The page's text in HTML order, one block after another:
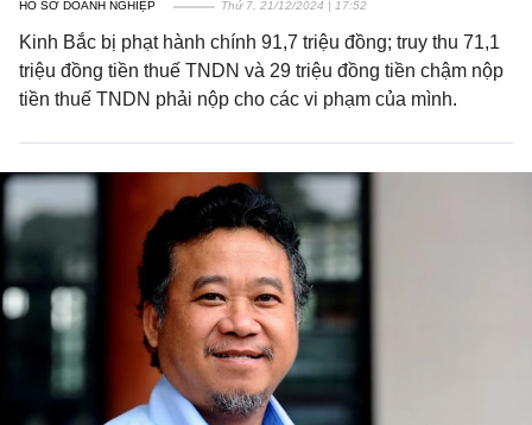
HỒ SƠ DOANH NGHIỆP Thứ 7, 21/12/2024 | 17:52
Kinh Bắc bị phạt hành chính 91,7 triệu đồng; truy thu 71,1
triệu đồng tiền thuế TNDN và 29 triệu đồng tiền chậm nộp
tiền thuế TNDN phải nộp cho các vi phạm của mình.